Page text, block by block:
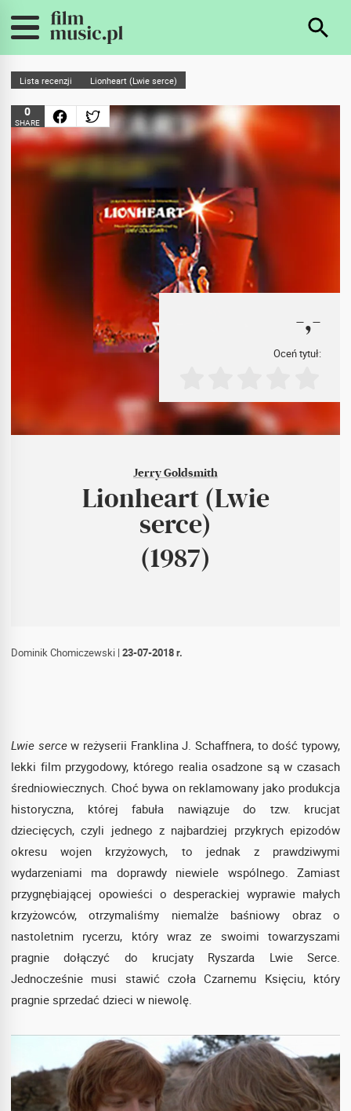
Lista recenzji Lionheart (Lwie serce)
Jerry Goldsmith
Lionheart (Lwie
serce)
(1987)
0
SHARE
-,-
Oceń tytuł:
Dominik Chomiczewski | 23-07-2018 r.
Lwie sercew reżyserii Franklina J. Schaffnera, to dość typowy,
lekki film przygodowy, którego realia osadzone są w czasach
średniowiecznych. Choć bywa on reklamowany jako produkcja
historyczna, której fabuła nawiązuje do tzw. krucjat
dziecięcych, czyli jednego z najbardziej przykrych epizodów
okresu wojen krzyżowych, to jednak z prawdziwymi
wydarzeniami ma doprawdy niewiele wspólnego. Zamiast
przygnębiającej opowieści o desperackiej wyprawie małych
krzyżowców, otrzymaliśmy niemalże baśniowy obraz o
nastoletnim rycerzu, który wraz ze swoimi towarzyszami
pragnie dołączyć do krucjaty Ryszarda Lwie Serce.
Jednocześnie musi stawić czoła Czarnemu Księciu, który
pragnie sprzedać dzieci w niewolę.